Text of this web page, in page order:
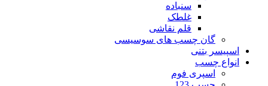
سنباده
غلطک
قلم نقاشی
گان چسب های سوسیسی
اسپیسر بتنی
انواع چسب
اسپری فوم